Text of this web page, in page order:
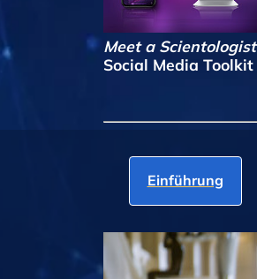
Meet a Scientologist
Social Media Toolkit
Einführung